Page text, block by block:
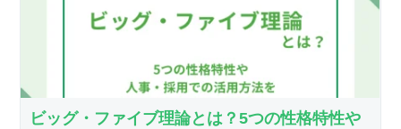
ビッグ・ファイブ理論とは？5つの性格特性や